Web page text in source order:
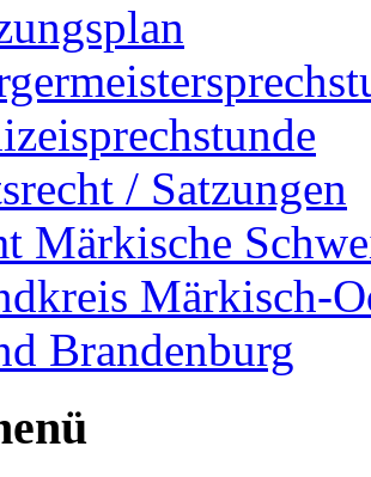
/ Satzungen
Märkische
Märkisch-
Brandenburg